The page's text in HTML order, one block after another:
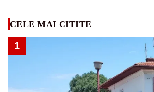
CELE MAI CITITE
1